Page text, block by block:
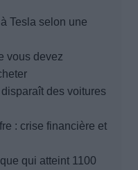
Tesla selon une
vous devez
des voitures
: crise financière et
qui atteint 1100